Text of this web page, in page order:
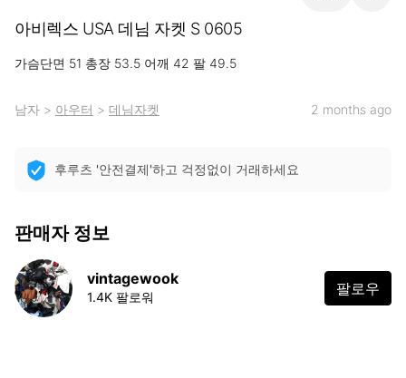
아비렉스 USA 데님 자켓 S 0605
가슴단면 51 총장 53.5 어깨 42 팔 49.5
남자 > 아우터 > 데님자켓 2 months ago
후루츠 '안전결제'하고 걱정없이 거래하세요
판매자 정보
vintagewook
1.4K 팔로워 팔로우